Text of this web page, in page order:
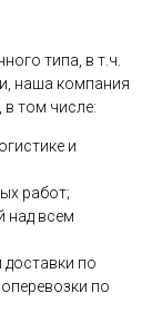
типа, в т.ч.
наша компания
том числе:
и
работ;
над всем
доставки по
по